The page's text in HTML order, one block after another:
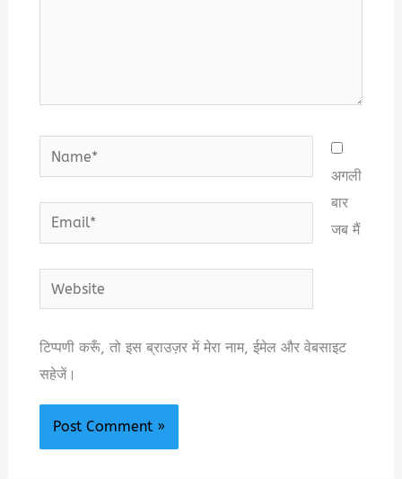
Name*
Email*
Website
अगली
बार
जब मैं
टिप्पणी करूँ, तो इस ब्राउज़र में मेरा नाम, ईमेल और वेबसाइट
सहेजें।